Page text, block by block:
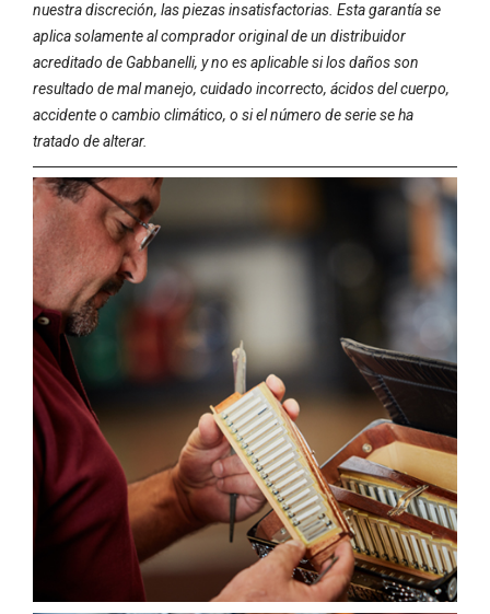
nuestra discreción, las piezas insatisfactorias. Esta garantía se
aplica solamente al comprador original de un distribuidor
acreditado de Gabbanelli, y no es aplicable si los daños son
resultado de mal manejo, cuidado incorrecto, ácidos del cuerpo,
accidente o cambio climático, o si el número de serie se ha
tratado de alterar.